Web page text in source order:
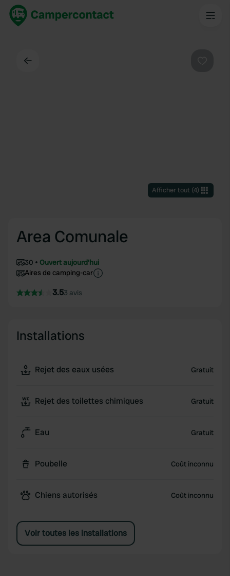
Afficher tout(4)
Area Comunale
30
Ouvert aujourd'hui
Aires de camping-car
3.53 avis
Installations
Rejet des eaux usées Gratuit
Rejet des toilettes chimiques Gratuit
Eau Gratuit
Poubelle Coût inconnu
Chiens autorisés Coût inconnu
Voir toutes les installations